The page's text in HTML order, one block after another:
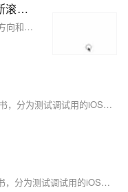
iOS开发 - 渐变导航条升级版（判断滚动的方向和改变方向时的位置）
iOS开发 - 渐变导航条升级版（判断滚动的方向和改变方向时的位置）
iOS APP需要推送通知，要用到iOS推送证书，分为测试调试用的iOS推送证书和上架到App Store的ios 推送证书！
OS APP需要推送通知，要用到iOS推送证书，分为测试调试用的iOS推送证书和上架到App Store的ios 推送证书！